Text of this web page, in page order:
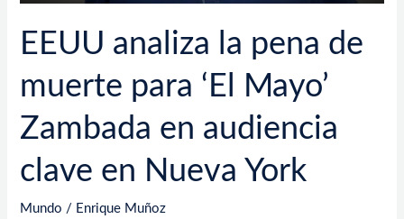
EEUU analiza la pena de
muerte para ‘El Mayo’
Zambada en audiencia
clave en Nueva York
Mundo / Enrique Muñoz
clave
en
York